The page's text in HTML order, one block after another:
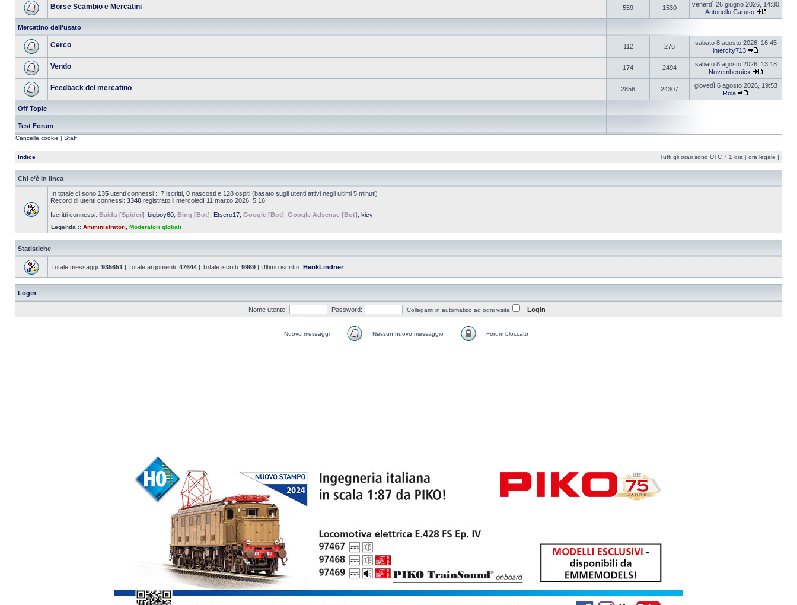
Borse Scambio e Mercatini 559 1530
venerdì 26 giugno 2026, 14:30
Antonello Caruso
Mercatino dell'usato
Cerco 112 276
sabato 8 agosto 2026, 16:45
intercity713
Vendo 174 2494
sabato 8 agosto 2026, 13:18
Novemberuicx
Feedback del mercatino 2856 24307
giovedì 6 agosto 2026, 19:53
Rola
Off Topic
Test Forum
Cancella cookie | Staff
Indice Tutti gli orari sono UTC + 1 ora [ ora legale ]
Chi c’è in linea
In totale ci sono 135 utenti connessi :: 7 iscritti, 0 nascosti e 128 ospiti (basato sugli utenti attivi negli ultimi 5 minuti)
Record di utenti connessi: 3340 registrato il mercoledì 11 marzo 2026, 5:16
Iscritti connessi: Baidu [Spider] bigboy60 Bing [Bot] Etsero17 Google [Bot] Google Adsense [Bot] kicy
Legenda :: Amministratori Moderatori globali
Statistiche
Totale messaggi: 935651 | Totale argomenti: 47644 | Totale iscritti: 9969 | Ultimo iscritto: HenkLindner
Login
Nome utente: Password: Collegami in automatico ad ogni visita
Nuovo messaggi Nessun nuovo messaggio Forum bloccato